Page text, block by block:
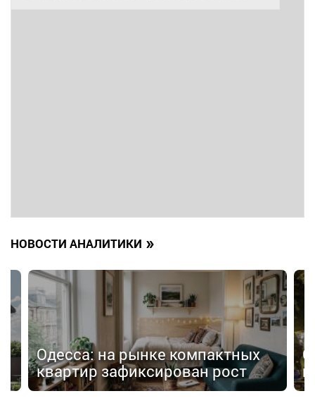
НОВОСТИ АНАЛИТИКИ »
Одесса: на рынке компактных
квартир зафиксирован рост